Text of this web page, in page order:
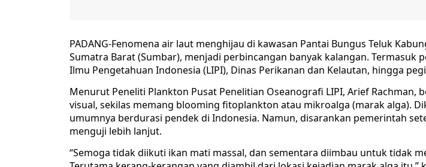
PADANG-Fenomena air laut menghijau di kawasan Pantai Bungus Teluk
Sumatra Barat (Sumbar), menjadi perbincangan banyak kalangan. Termasuk
Ilmu Pengetahuan Indonesia (LIPI), Dinas Perikanan dan Kelautan, hingga
Menurut Peneliti Plankton Pusat Penelitian Oseanografi LIPI, Arief Rachman,
visual, sekilas memang blooming fitoplankton atau mikroalga (marak alga).
umumnya berdurasi pendek di Indonesia. Namun, disarankan pemerintah
menguji lebih lanjut.
“Semoga tidak diikuti ikan mati massal, dan sementara diimbau untuk tidak